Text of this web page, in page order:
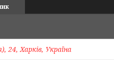
24, Харків, Україна